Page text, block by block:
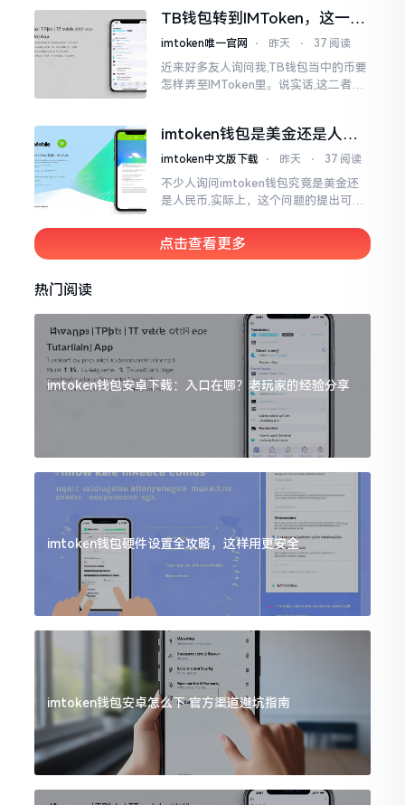
TB钱包转到IMToken，这一步
别走错
imtoken唯一官网 ⋅ 昨天 ⋅ 37 阅读
近来好多友人询问我,TB钱包当中的币要
怎样弄至IMToken里。说实话,这二者皆
就迷糊了
imtoken钱包是美金还是人民
币？其实它是个“多面手”
imtoken中文版下载 ⋅ 昨天 ⋅ 37 阅读
不少人询问imtoken钱包究竟是美金还
是人民币,实际上，这个问题的提出可谓
就不会去发行属于自身的货币,它仅仅是
一个“钱包”而已
点击查看更多
热门阅读
imtoken钱包安卓下载：入口在哪？老玩家的经验分享
imtoken钱包硬件设置全攻略，这样用更安全
imtoken钱包安卓怎么下 官方渠道避坑指南